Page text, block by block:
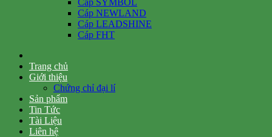
Cáp SYMBOL
Cáp NEWLAND
Cáp LEADSHINE
Cáp FHT
Trang chủ
Giới thiệu
Chứng chỉ đại lí
Sản phẩm
Tin Tức
Tài Liệu
Liên hệ